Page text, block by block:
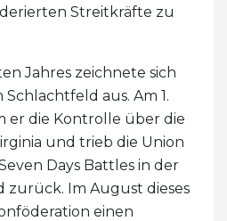
Streitkräfte zu
Jahres zeichnete sich
aus. Am 1.
er die Kontrolle über die
und trieb die Union
Days Battles in der
zurück. Im August dieses
einen